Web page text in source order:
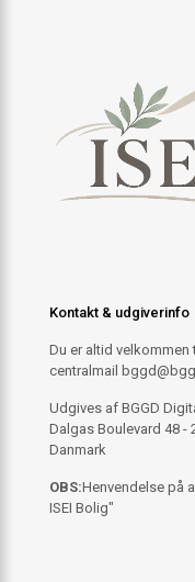
Kontakt & udgiverinfo
Du er altid velkommen
centralmail
Udgives af BGGD
Dalgas Boulevard 48 -
Danmark
OBS:Henvendelse på
ISEI Bolig"